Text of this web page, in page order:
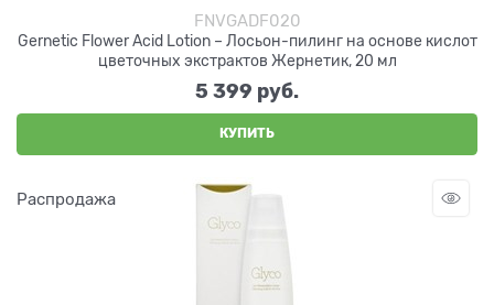
FNVGADF020
Gernetic Flower Acid Lotion – Лосьон-пилинг на основе кислот
цветочных экстрактов Жернетик, 20 мл
5 399 руб.
КУПИТЬ
Распродажа